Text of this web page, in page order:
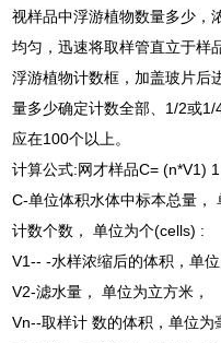
视样品中浮游植物数量多少，
均匀，迅速将取样管直立于样
浮游植物计数框，加盖玻片后
量多少确定计数全部、1/2或
应在100个以上。
计算公式:网才样品C= (n*V1)
C-单位体积水体中标本总量，
计数个数， 单位为个(cells) :
V1-- -水样浓缩后的体积，单
V2-滤水量， 单位为立方米，
Vn--取样计 数的体积，单位为